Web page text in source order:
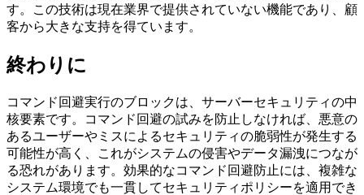
す。この技術は現在業界で提供されていない機能であり、顧
客から大きな支持を得ています。
終わりに
コマンド回避実行のブロックは、サーバーセキュリティの中
核要素です。コマンド回避の試みを防止しなければ、悪意の
あるユーザーやミスによるセキュリティの脆弱性が発生する
可能性が高く、これがシステムの侵害やデータ漏洩につなが
る恐れがあります。効果的なコマンド回避防止には、複雑な
システム環境でも一貫してセキュリティポリシーを適用でき